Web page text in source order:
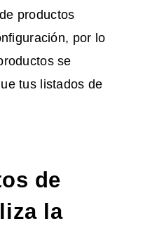
productos
por lo
se
tus listados de
de
la